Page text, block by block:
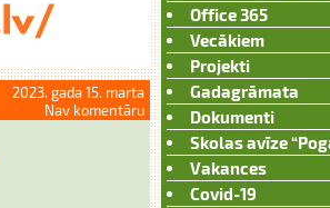
2023. gada 15. marta
Nav komentāru
Office 365
Vecākiem
Projekti
Gadagrāmata
Dokumenti
Skolas avīze
Vakances
Covid-19